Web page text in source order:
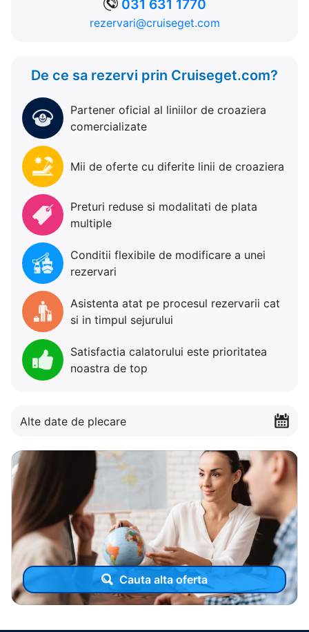
031 631 1770
rezervari@cruiseget.com
De ce sa rezervi prin Cruiseget.com?
Partener oficial al liniilor de croaziera
comercializate
Mii de oferte cu diferite linii de croaziera
Preturi reduse si modalitati de plata
multiple
Conditii flexibile de modificare a unei
rezervari
Asistenta atat pe procesul rezervarii cat
si in timpul sejurului
Satisfactia calatorului este prioritatea
noastra de top
Alte date de plecare
Cauta alta oferta